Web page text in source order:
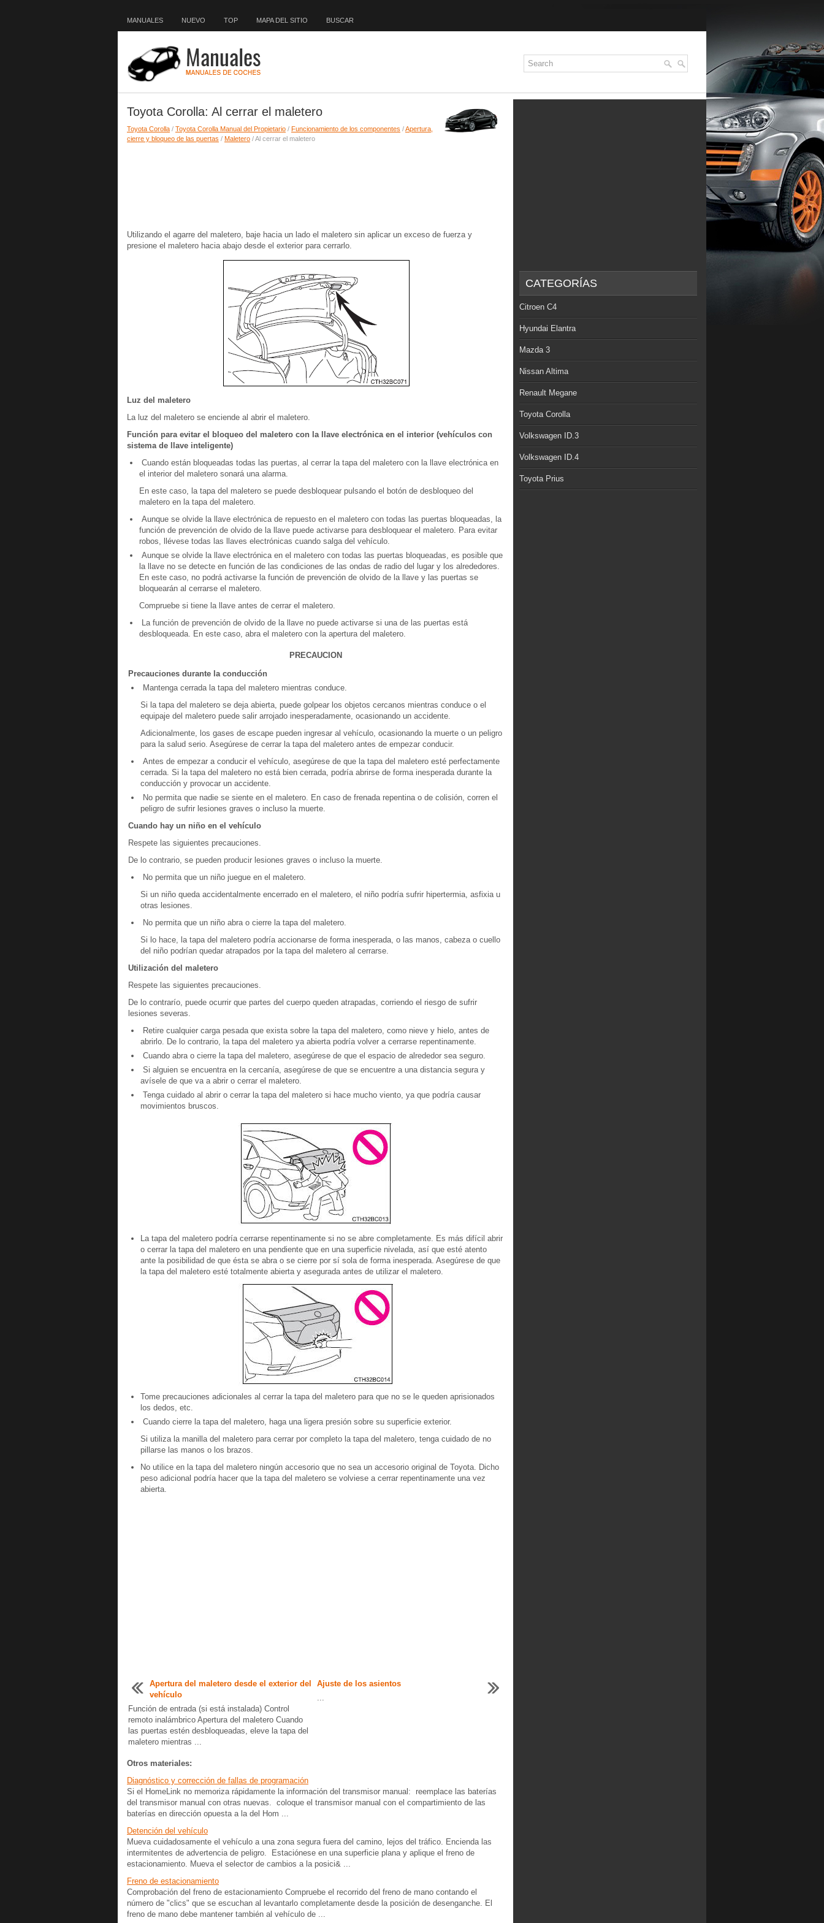
MANUALES NUEVO TOP MAPA DEL SITIO BUSCAR
Toyota Corolla: Al cerrar el maletero
Toyota Corolla / Toyota Corolla Manual del Propietario / Funcionamiento de los componentes /Apertura,
cierre y bloqueo de las puertas / Maletero / Al cerrar el maletero
Utilizando el agarre del maletero, baje hacia un lado el maletero sin aplicar un exceso de fuerza y
presione el maletero hacia abajo desde el exterior para cerrarlo.
Luz del maletero
La luz del maletero se enciende al abrir el maletero.
Función para evitar el bloqueo del maletero con la llave electrónica en el interior (vehículos con
sistema de llave inteligente)
Cuando están bloqueadas todas las puertas, al cerrar la tapa del maletero con la llave electrónica en
el interior del maletero sonará una alarma.
En este caso, la tapa del maletero se puede desbloquear pulsando el botón de desbloqueo del
maletero en la tapa del maletero.
Aunque se olvide la llave electrónica de repuesto en el maletero con todas las puertas bloqueadas, la
función de prevención de olvido de la llave puede activarse para desbloquear el maletero. Para evitar
robos, llévese todas las llaves electrónicas cuando salga del vehículo.
Aunque se olvide la llave electrónica en el maletero con todas las puertas bloqueadas, es posible que
la llave no se detecte en función de las condiciones de las ondas de radio del lugar y los alrededores.
En este caso, no podrá activarse la función de prevención de olvido de la llave y las puertas se
bloquearán al cerrarse el maletero.
Compruebe si tiene la llave antes de cerrar el maletero.
La función de prevención de olvido de la llave no puede activarse si una de las puertas está
desbloqueada. En este caso, abra el maletero con la apertura del maletero.
PRECAUCION
Precauciones durante la conducción
Mantenga cerrada la tapa del maletero mientras conduce.
Si la tapa del maletero se deja abierta, puede golpear los objetos cercanos mientras conduce o el
equipaje del maletero puede salir arrojado inesperadamente, ocasionando un accidente.
Adicionalmente, los gases de escape pueden ingresar al vehículo, ocasionando la muerte o un peligro
para la salud serio. Asegúrese de cerrar la tapa del maletero antes de empezar conducir.
Antes de empezar a conducir el vehículo, asegúrese de que la tapa del maletero esté perfectamente
cerrada. Si la tapa del maletero no está bien cerrada, podría abrirse de forma inesperada durante la
conducción y provocar un accidente.
No permita que nadie se siente en el maletero. En caso de frenada repentina o de colisión, corren el
peligro de sufrir lesiones graves o incluso la muerte.
Cuando hay un niño en el vehículo
Respete las siguientes precauciones.
De lo contrario, se pueden producir lesiones graves o incluso la muerte.
No permita que un niño juegue en el maletero.
Si un niño queda accidentalmente encerrado en el maletero, el niño podría sufrir hipertermia, asfixia u
otras lesiones.
No permita que un niño abra o cierre la tapa del maletero.
Si lo hace, la tapa del maletero podría accionarse de forma inesperada, o las manos, cabeza o cuello
del niño podrían quedar atrapados por la tapa del maletero al cerrarse.
Utilización del maletero
Respete las siguientes precauciones.
De lo contrarío, puede ocurrir que partes del cuerpo queden atrapadas, corriendo el riesgo de sufrir
lesiones severas.
Retire cualquier carga pesada que exista sobre la tapa del maletero, como nieve y hielo, antes de
abrirlo. De lo contrario, la tapa del maletero ya abierta podría volver a cerrarse repentinamente.
Cuando abra o cierre la tapa del maletero, asegúrese de que el espacio de alrededor sea seguro.
Si alguien se encuentra en la cercanía, asegúrese de que se encuentre a una distancia segura y
avísele de que va a abrir o cerrar el maletero.
Tenga cuidado al abrir o cerrar la tapa del maletero si hace mucho viento, ya que podría causar
movimientos bruscos.
La tapa del maletero podría cerrarse repentinamente si no se abre completamente. Es más difícil abrir
o cerrar la tapa del maletero en una pendiente que en una superficie nivelada, así que esté atento
ante la posibilidad de que ésta se abra o se cierre por sí sola de forma inesperada. Asegúrese de que
la tapa del maletero esté totalmente abierta y asegurada antes de utilizar el maletero.
Tome precauciones adicionales al cerrar la tapa del maletero para que no se le queden aprisionados
los dedos, etc.
Cuando cierre la tapa del maletero, haga una ligera presión sobre su superficie exterior.
Si utiliza la manilla del maletero para cerrar por completo la tapa del maletero, tenga cuidado de no
pillarse las manos o los brazos.
No utilice en la tapa del maletero ningún accesorio que no sea un accesorio original de Toyota. Dicho
peso adicional podría hacer que la tapa del maletero se volviese a cerrar repentinamente una vez
abierta.
Apertura del maletero desde el exterior del
vehículo
Función de entrada (si está instalada) Control
remoto inalámbrico Apertura del maletero Cuando
las puertas estén desbloqueadas, eleve la tapa del
maletero mientras ...
Ajuste de los asientos
...
Otros materiales:
Diagnóstico y corrección de fallas de programación
Si el HomeLink no memoriza rápidamente la información del transmisor manual: reemplace las baterías
del transmisor manual con otras nuevas. coloque el transmisor manual con el compartimiento de las
baterías en dirección opuesta a la del Hom ...
Detención del vehículo
Mueva cuidadosamente el vehículo a una zona segura fuera del camino, lejos del tráfico. Encienda las
intermitentes de advertencia de peligro. Estaciónese en una superficie plana y aplique el freno de
estacionamiento. Mueva el selector de cambios a la posici& ...
Freno de estacionamiento
Comprobación del freno de estacionamiento Compruebe el recorrido del freno de mano contando el
número de "clics" que se escuchan al levantarlo completamente desde la posición de desenganche. El
freno de mano debe mantener también al vehículo de ...
CATEGORÍAS
Citroen C4
Hyundai Elantra
Mazda 3
Nissan Altima
Renault Megane
Toyota Corolla
Volkswagen ID.3
Volkswagen ID.4
Toyota Prius